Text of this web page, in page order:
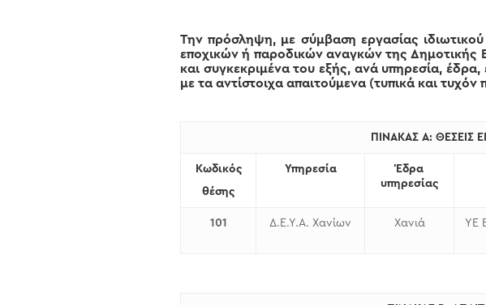
Την πρόσληψη, με σύμβαση εργασίας
εποχικών ή παροδικών αναγκών της Δημοτικής
και συγκεκριμένα του εξής, ανά υπηρεσία,
με τα αντίστοιχα απαιτούμενα (τυπικά και
ΠΙΝΑΚΑΣ Α: ΘΕΣΕΙΣ
Κωδικός
θέσης
Υπηρεσία
Έδρα
υπηρεσίας
101 Δ.Ε.Υ.Α. Χανίων Χανιά
ΥΕ